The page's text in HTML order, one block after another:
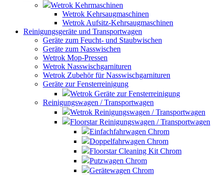
Wetrok Kehrmaschinen
Wetrok Kehrsaugmaschinen
Wetrok Aufsitz-Kehrsaugmaschinen
Reinigungsgeräte und Transportwagen
Geräte zum Feucht- und Staubwischen
Geräte zum Nasswischen
Wetrok Mop-Pressen
Wetrok Nasswischgarnituren
Wetrok Zubehör für Nasswischgarnituren
Geräte zur Fensterreinigung
Wetrok Geräte zur Fensterreinigung
Reinigungswagen / Transportwagen
Wetrok Reinigungswagen / Transportwagen
Floorstar Reinigungswagen / Transportwagen
Einfachfahrwagen Chrom
Doppelfahrwagen Chrom
Floorstar Cleaning Kit Chrom
Putzwagen Chrom
Gerätewagen Chrom